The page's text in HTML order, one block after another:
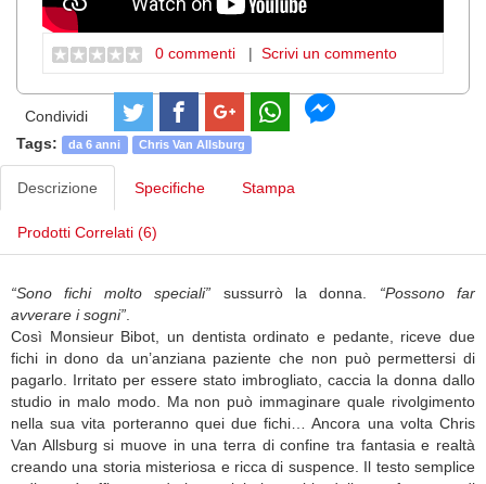
0 commenti | Scrivi un commento
Condividi
Tags:
da 6 anni Chris Van Allsburg
Descrizione Specifiche Stampa
Prodotti Correlati (6)
“Sono fichi molto speciali” sussurrò la donna. “Possono far
avverare i sogni”.
Così Monsieur Bibot, un dentista ordinato e pedante, riceve due
fichi in dono da un’anziana paziente che non può permettersi di
pagarlo. Irritato per essere stato imbrogliato, caccia la donna dallo
studio in malo modo. Ma non può immaginare quale rivolgimento
nella sua vita porteranno quei due fichi… Ancora una volta Chris
Van Allsburg si muove in una terra di confine tra fantasia e realtà
creando una storia misteriosa e ricca di suspence. Il testo semplice